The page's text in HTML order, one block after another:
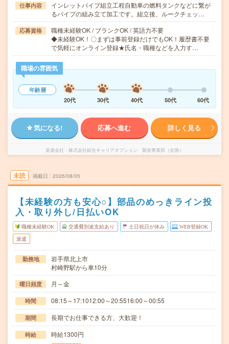
仕事内容
インレットパイプ組立工程自動車の燃料タンクなどに繋が
るパイプの組み立て加工です。組立後、ルークチェッ…
応募資格
職種未経験OK / ブランクOK / 英語力不要
◆未経験OK！〇まずは事前登録だけでもOK！履歴書不要
で気軽にオンライン登録★氏名・職種などを入力す…
職場の雰囲気
年齢層
20代
30代 40代 50代 60代
気になる! 応募へ進む 詳しく見る
派遣会社 株式会社綜合キャリアオプション 製造事業部（全国）
未読 掲載日 2026/08/05
【未経験の方も安心○】部品のめっきライン投
入・取り外し/日払いOK
職種未経験OK 交通費別途支給あり 土日祝日が休み WEB登録OK
派遣
勤務地
岩手県北上市
村崎野駅から車10分
曜日頻度 月～金
時間 08:15～17:1012:00～20:5516:00～00:55
期間 長期でお仕事できる方、大歓迎！
時給 時給1300円